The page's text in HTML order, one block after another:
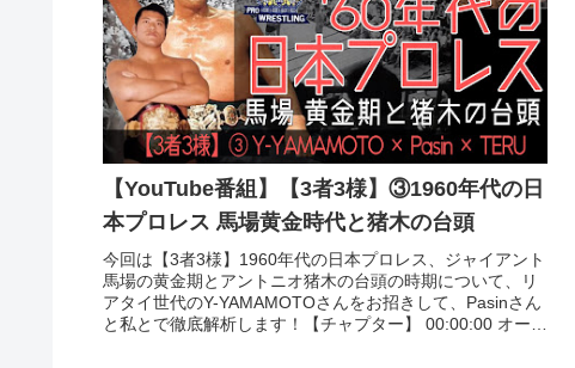
【YouTube番組】【3者3様】③1960年代の日
本プロレス 馬場黄金時代と猪木の台頭
今回は【3者3様】1960年代の日本プロレス、ジャイアント
馬場の黄金期とアントニオ猪木の台頭の時期について、リ
アタイ世代のY-YAMAMOTOさんをお招きして、Pasinさん
と私とで徹底解析します！【チャプター】 00:00:00 オープ